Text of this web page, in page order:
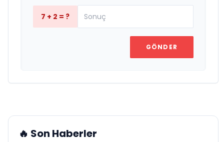
7 + 2 = ?
GÖNDER
🔥 Son Haberler